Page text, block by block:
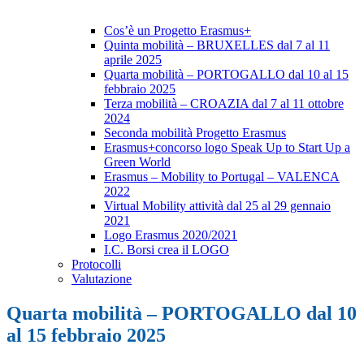
Cos’è un Progetto Erasmus+
Quinta mobilità – BRUXELLES dal 7 al 11
aprile 2025
Quarta mobilità – PORTOGALLO dal 10 al 15
febbraio 2025
Terza mobilità – CROAZIA dal 7 al 11 ottobre
2024
Seconda mobilità Progetto Erasmus
Erasmus+concorso logo Speak Up to Start Up a
Green World
Erasmus – Mobility to Portugal – VALENCA
2022
Virtual Mobility attività dal 25 al 29 gennaio
2021
Logo Erasmus 2020/2021
I.C. Borsi crea il LOGO
Protocolli
Valutazione
Quarta mobilità – PORTOGALLO dal 10
al 15 febbraio 2025